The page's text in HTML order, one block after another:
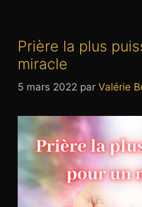
Prière la plus
miracle
5 mars 2022 par Valérie